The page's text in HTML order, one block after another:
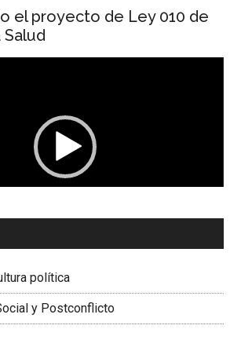
el proyecto de Ley 010 de
01:04
Mejía,Presidenta Corporación
política
y Postconflicto